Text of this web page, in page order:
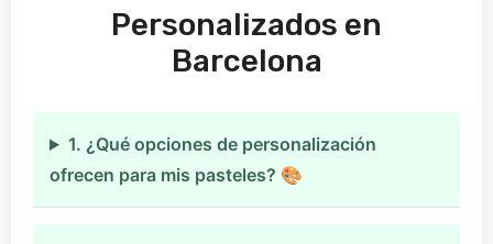
Personalizados en
Barcelona
1. ¿Qué opciones de personalización
ofrecen para mis pasteles? 🎨